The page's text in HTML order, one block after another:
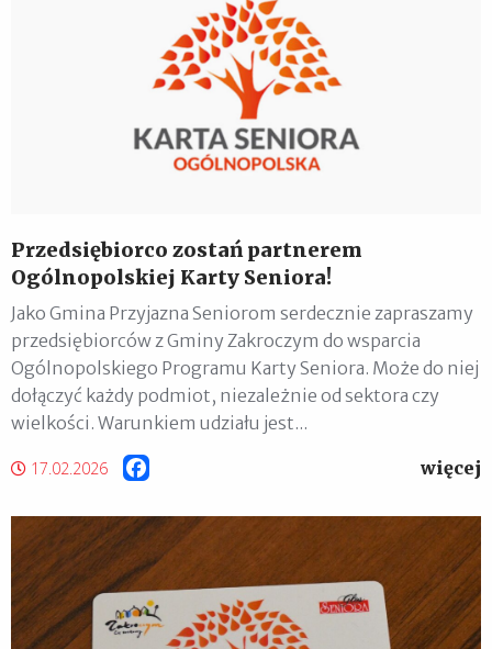
Przedsiębiorco zostań partnerem
Ogólnopolskiej Karty Seniora!
Jako Gmina Przyjazna Seniorom serdecznie zapraszamy
przedsiębiorców z Gminy Zakroczym do wsparcia
Ogólnopolskiego Programu Karty Seniora. Może do niej
dołączyć każdy podmiot, niezależnie od sektora czy
wielkości. Warunkiem udziału jest...
17.02.2026 więcej